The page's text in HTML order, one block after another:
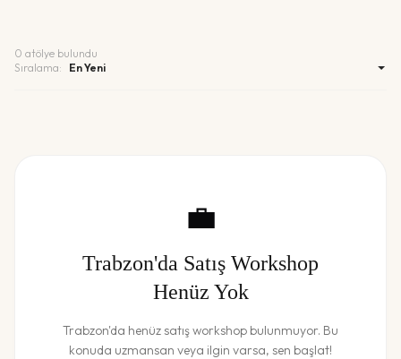
0 atölye bulundu
Sıralama:
💼
Trabzon'da Satış Workshop
Henüz Yok
Trabzon'da henüzsatış workshopbulunmuyor. Bu
konuda uzmansan veya ilgin varsa, sen başlat!